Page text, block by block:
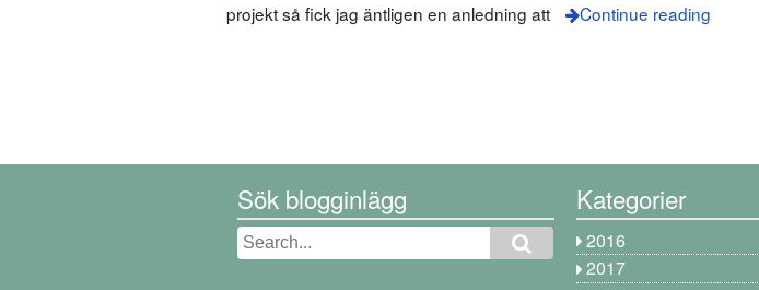
projekt så fick jag äntligen en anledning att
Continue reading
Sök blogginlägg Kategorier
2016
2017